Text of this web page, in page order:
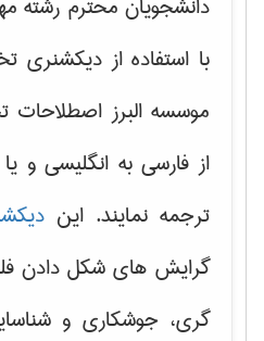
با استفاده از
موسسه البرز
از فارسی به انگلیسی و
ترجمه نمایند. این
گرایش های شکل دادن
گری، جوشکاری و